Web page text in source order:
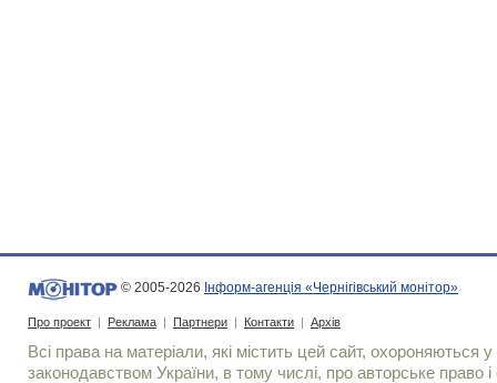
© 2005-2026 Інформ-агенція «Чернігівський монітор»
Про проект | Реклама | Партнери | Контакти | Архів
Всі права на матеріали, які містить цей сайт, охороняються у
законодавством України, в тому числі, про авторське право і